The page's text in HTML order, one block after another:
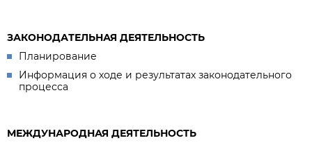
ЗАКОНОДАТЕЛЬНАЯ ДЕЯТЕЛЬНОСТЬ
Планирование
Информация о ходе и результатах законодательного
процесса
МЕЖДУНАРОДНАЯ ДЕЯТЕЛЬНОСТЬ